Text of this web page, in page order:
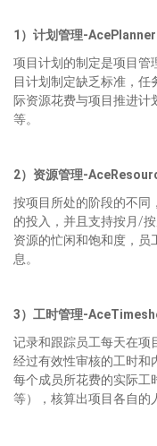
1）计划管理-AcePlanner
项目计划的制定是项目管
目计划制定缺乏标准，任
际资源花费与项目推进
等。
2）资源管理-
按项目所处的阶段的不
的投入，并且支持按月/
资源的忙闲和饱和度，员
息。
3）工时管理-
记录和跟踪员工每天在项
经过有效性审核的工时和
每个成员所花费的实际工
等），核算出项目各自的